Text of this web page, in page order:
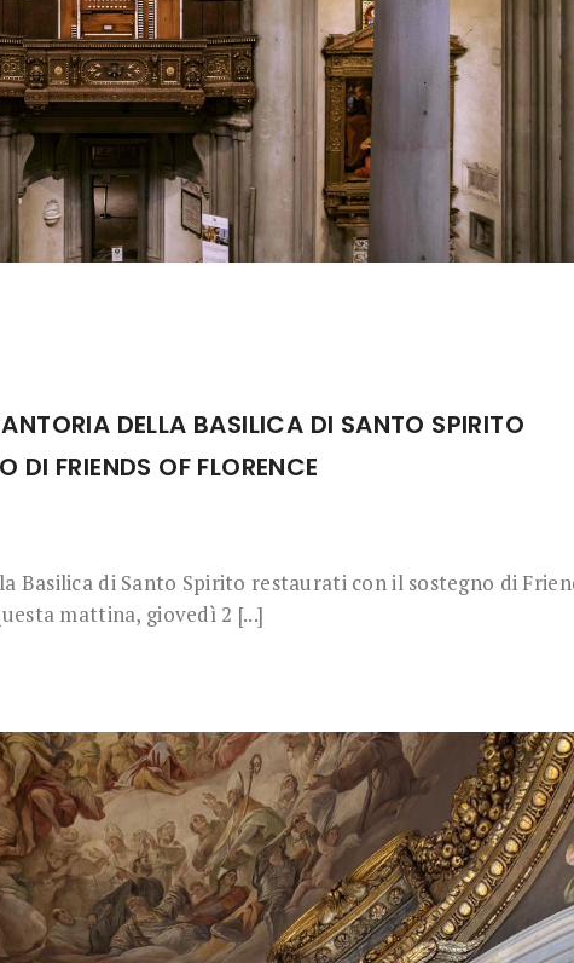
DELLA BASILICA DI SANTO SPIRITO
DI FRIENDS OF FLORENCE
Basilica di Santo Spirito restaurati con il sostegno di
mattina, giovedì 2 [...]